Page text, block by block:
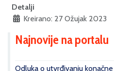
Detalji
Kreirano: 27 Ožujak 2023
Najnovije na portalu
Odluka o utvrđivanju